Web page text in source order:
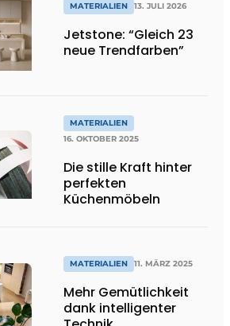
MATERIALIEN 13. JULI 2026
Jetstone: “Gleich 23
neue Trendfarben”
MATERIALIEN
16. OKTOBER 2025
Die stille Kraft hinter
perfekten
Küchenmöbeln
MATERIALIEN 11. MÄRZ 2025
Mehr Gemütlichkeit
dank intelligenter